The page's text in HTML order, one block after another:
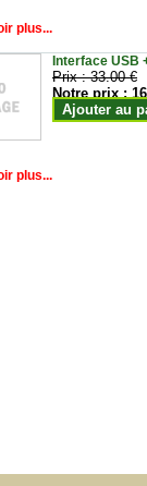
plus...
Interface USB
Prix :33.00 €
Notre prix :
Ajouter au
plus...